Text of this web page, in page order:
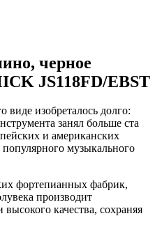
черное
JS118FD/EBST
виде изобреталось долго:
занял больше ста
и американских
популярного музыкального
фортепианных фабрик,
производит
качества, сохраняя